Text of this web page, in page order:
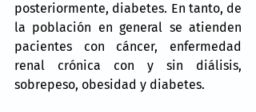
posteriormente, diabetes. En tanto, de
la población en general se atienden
pacientes con cáncer, enfermedad
renal crónica con y sin diálisis,
sobrepeso, obesidad y diabetes.